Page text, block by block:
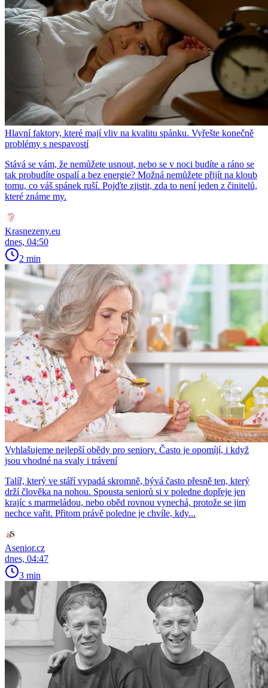
Hlavní faktory, které mají vliv na kvalitu spánku. Vyřešte konečně
problémy s nespavostí
Stává se vám, že nemůžete usnout, nebo se v noci budíte a ráno se
tak probudíte ospalí a bez energie? Možná nemůžete přijít na kloub
tomu, co váš spánek ruší. Pojďte zjistit, zda to není jeden z činitelů,
které známe my.
Krasnezeny.eu
dnes, 04:50
2 min
Vyhlašujeme nejlepší obědy pro seniory. Často je opomíjí, i když
jsou vhodné na svaly i trávení
Talíř, který ve stáří vypadá skromně, bývá často přesně ten, který
drží člověka na nohou. Spousta seniorů si v poledne dopřeje jen
krajíc s marmeládou, nebo oběd rovnou vynechá, protože se jim
nechce vařit. Přitom právě poledne je chvíle, kdy...
Asenior.cz
dnes, 04:47
3 min